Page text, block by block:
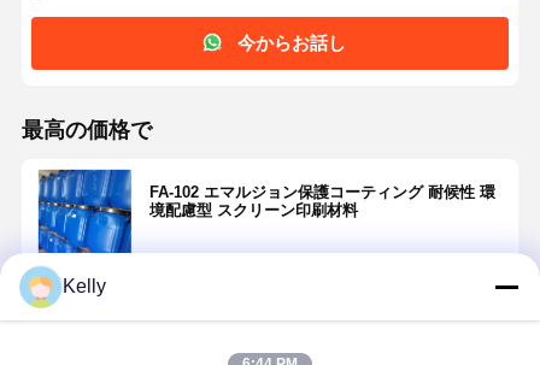
今からお話し
最高の価格で
FA-102 エマルジョン保護コーティング 耐候性 環
境配慮型 スクリーン印刷材料
Kelly